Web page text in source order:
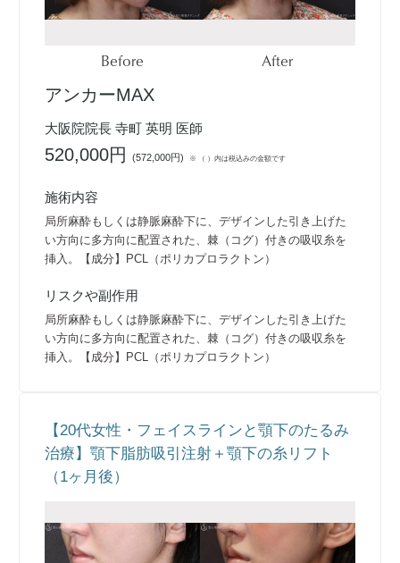
Before After
アンカーMAX
大阪院院長 寺町 英明 医師
520,000円(572,000円) ※ （ ）内は税込みの金額です
施術内容
局所麻酔もしくは静脈麻酔下に、デザインした引き上げた
い方向に多方向に配置された、棘（コグ）付きの吸収糸を
挿入。【成分】PCL（ポリカプロラクトン）
リスクや副作用
局所麻酔もしくは静脈麻酔下に、デザインした引き上げた
い方向に多方向に配置された、棘（コグ）付きの吸収糸を
挿入。【成分】PCL（ポリカプロラクトン）
【20代女性・フェイスラインと顎下のたるみ
治療】顎下脂肪吸引注射＋顎下の糸リフト
（1ヶ月後）